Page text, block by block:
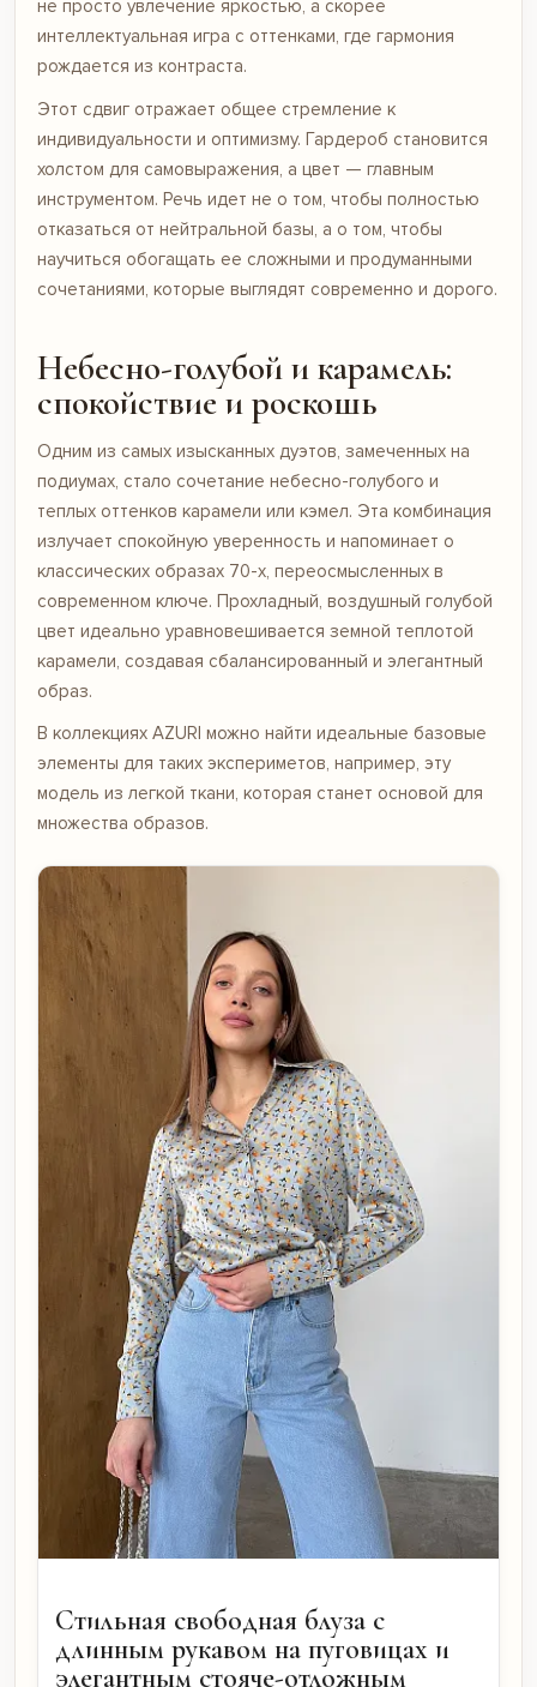
не просто увлечение яркостью, а скорее
интеллектуальная игра с оттенками, где гармония
рождается из контраста.
Этот сдвиг отражает общее стремление к
индивидуальности и оптимизму. Гардероб становится
холстом для самовыражения, а цвет — главным
инструментом. Речь идет не о том, чтобы полностью
отказаться от нейтральной базы, а о том, чтобы
научиться обогащать ее сложными и продуманными
сочетаниями, которые выглядят современно и дорого.
Небесно-голубой и карамель:
спокойствие и роскошь
Одним из самых изысканных дуэтов, замеченных на
подиумах, стало сочетание небесно-голубого и
теплых оттенков карамели или кэмел. Эта комбинация
излучает спокойную уверенность и напоминает о
классических образах 70-х, переосмысленных в
современном ключе. Прохладный, воздушный голубой
цвет идеально уравновешивается земной теплотой
карамели, создавая сбалансированный и элегантный
образ.
В коллекциях AZURI можно найти идеальные базовые
элементы для таких экспериметов, например, эту
модель из легкой ткани, которая станет основой для
множества образов.
Стильная свободная блуза с
длинным рукавом на пуговицах и
элегантным стояче-отложным